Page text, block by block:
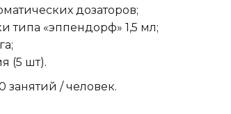
дозаторов;
типа «эппендорф» 1,5 мл;
(5 шт).
занятий / человек.